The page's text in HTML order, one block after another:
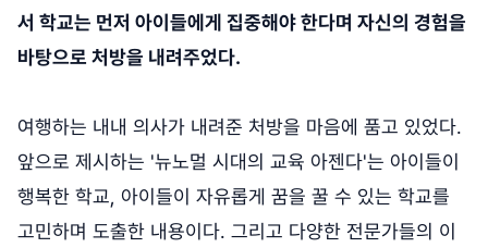
서 학교는 먼저 아이들에게 집중해야 한다며 자신의 경험을
바탕으로 처방을 내려주었다.
여행하는 내내 의사가 내려준 처방을 마음에 품고 있었다.
앞으로 제시하는 '뉴노멀 시대의 교육 아젠다'는 아이들이
행복한 학교, 아이들이 자유롭게 꿈을 꿀 수 있는 학교를
고민하며 도출한 내용이다. 그리고 다양한 전문가들의 이